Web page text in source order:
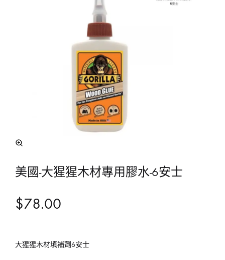
美國-大猩猩木材專用膠水-6安士
$78.00
大猩猩木材填補劑6安士